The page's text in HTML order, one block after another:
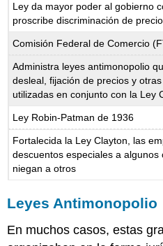
Ley da mayor poder al gobierno
proscribe discriminación de
Comisión Federal de Comercio
Administra leyes antimonopolio
desleal, fijación de precios y
utilizadas en conjunto con la Ley
Ley Robin-Patman de 1936
Fortalecida la Ley Clayton, las
descuentos especiales a
niegan a otros
Leyes Antimonopolio
En muchos casos, estas